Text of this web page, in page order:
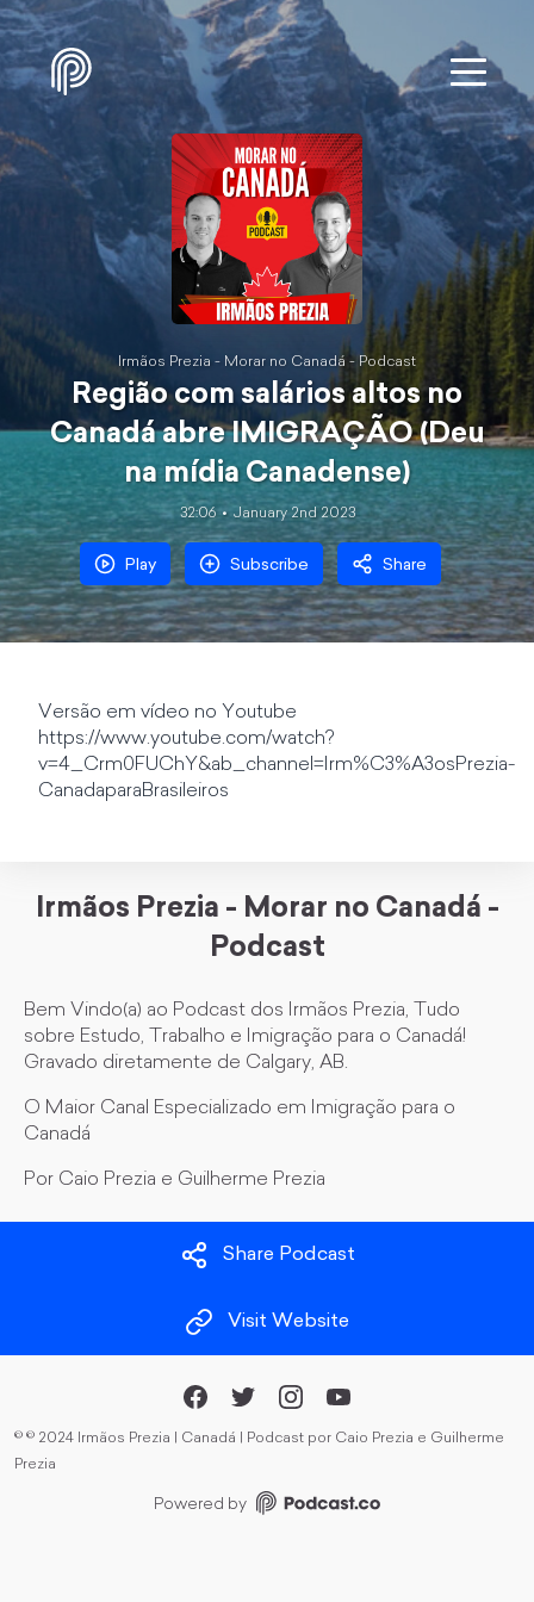
Irmãos Prezia - Morar no Canadá - Podcast
Região com salários altos no
Canadá abre IMIGRAÇÃO (Deu
na mídia Canadense)
32:06 January 2nd 2023
Play Subscribe Share
Versão em vídeo no Youtube
https://www.youtube.com/watch?
v=4_Crm0FUChY&ab_channel=Irm%C3%A3osPrezia-
CanadaparaBrasileiros
Irmãos Prezia - Morar no Canadá -
Podcast
Bem Vindo(a) ao Podcast dos Irmãos Prezia, Tudo
sobre Estudo, Trabalho e Imigração para o Canadá!
Gravado diretamente de Calgary, AB.
O Maior Canal Especializado em Imigração para o
Canadá
Por Caio Prezia e Guilherme Prezia
Share Podcast
Visit Website
© © 2024 Irmãos Prezia | Canadá | Podcast por Caio Prezia e Guilherme
Prezia
Powered by